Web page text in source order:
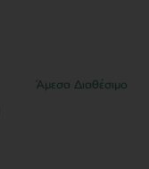
Άμεσα Διαθέσιμο